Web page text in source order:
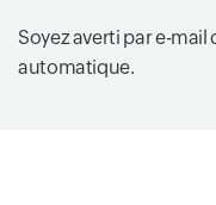
Soyez averti par e-
automatique.